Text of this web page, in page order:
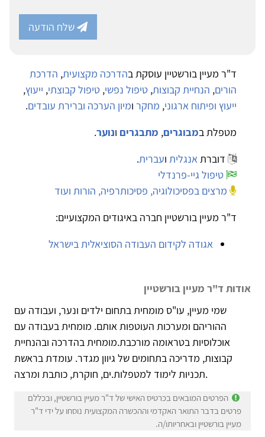
שלח הודעה
ד"ר מעיין בורשטיין עוסקת בהדרכה מקצועית, הדרכת
הורים, הנחיית קבוצות, טיפול נפשי, טיפול קבוצתי, ייעוץ,
ייעוץ ופיתוח ארגוני, מחקר ומיון הערכה וברירת עובדים.
מטפלת במבוגרים, מתבגרים ונוער.
דוברתאנגלית ועברית.
טיפול גיי-פרנדלי
מרצים בפסיכולוגיה, פסיכותרפיה, הורות ועוד
ד"ר מעיין בורשטיין חברה באיגודים המקצועיים:
אגודה לקידום העבודה הסוציאלית בישראל
אודות ד"ר מעיין בורשטיין
שמי מעיין, עו"ס מומחית בתחום ילדים ונער, ועבודה עם
ההוריהם ומערכות העוטפות אותם. מומחית בעבודה עם
אוכלוסיות בטראומה מורכבת.מומחית בהדרכה ובהנחיית
קבוצות, מדריכה בתחומים של גיוון מגדר. עומדת בראשת
תכניות לימוד למטפלות.ים, חוקרת, כותבת ומרצה.
הפרטים המובאים בכרטיס האישי של ד"ר מעיין בורשטיין, ובכללם
פרטים בדבר התואר האקדמי וההכשרה המקצועית נוסחו על ידי ד"ר
מעיין בורשטיין ובאחריותו/ה.